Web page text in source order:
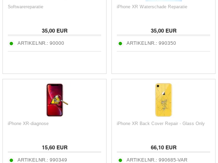
Softwarereparatie
35,00 EUR
ARTIKELNR.: 90000
iPhone XR Waterschade Reparatie
35,00 EUR
ARTIKELNR.: 990350
iPhone XR-diagnose
15,60 EUR
ARTIKELNR.: 990349
iPhone XR Back Cover Repair - Glass Only
66,10 EUR
ARTIKELNR.: 990685-VAR